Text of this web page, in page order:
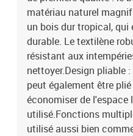
matériau naturel
un bois dur tropical, qui
durable. Le textilène
résistant aux
nettoyer.Design pliable
peut également être
économiser de l'espace
utilisé.Fonctions
utilisé aussi bien